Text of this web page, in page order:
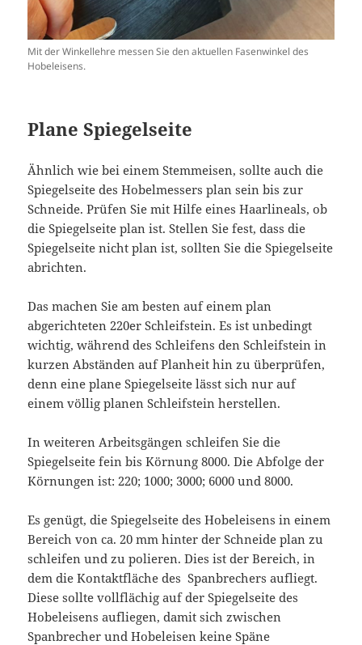
Mit der Winkellehre messen Sie den aktuellen Fasenwinkel des
Hobeleisens.
Plane Spiegelseite
Ähnlich wie bei einem Stemmeisen, sollte auch die
Spiegelseite des Hobelmessers plan sein bis zur
Schneide. Prüfen Sie mit Hilfe eines Haarlineals, ob
die Spiegelseite plan ist. Stellen Sie fest, dass die
Spiegelseite nicht plan ist, sollten Sie die Spiegelseite
abrichten.
Das machen Sie am besten auf einem plan
abgerichteten 220er Schleifstein. Es ist unbedingt
wichtig, während des Schleifens den Schleifstein in
kurzen Abständen auf Planheit hin zu überprüfen,
denn eine plane Spiegelseite lässt sich nur auf
einem völlig planen Schleifstein herstellen.
In weiteren Arbeitsgängen schleifen Sie die
Spiegelseite fein bis Körnung 8000. Die Abfolge der
Körnungen ist: 220; 1000; 3000; 6000 und 8000.
Es genügt, die Spiegelseite des Hobeleisens in einem
Bereich von ca. 20 mm hinter der Schneide plan zu
schleifen und zu polieren. Dies ist der Bereich, in
dem die Kontaktfläche des Spanbrechers aufliegt.
Diese sollte vollflächig auf der Spiegelseite des
Hobeleisens aufliegen, damit sich zwischen
Spanbrecher und Hobeleisen keine Späne